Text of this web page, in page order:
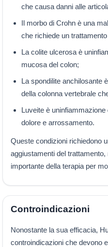
che causa danni alle
Il morbo di Crohn è una
che richiede un
La colite ulcerosa è
mucosa del colon;
La spondilite anchilosante
della colonna vertebrale
Luveite è
dolore e arrossamento.
Queste condizioni richiedono
aggiustamenti del
importante della terapia per
Controindicazioni
Nonostante la sua efficacia,
controindicazioni che devono